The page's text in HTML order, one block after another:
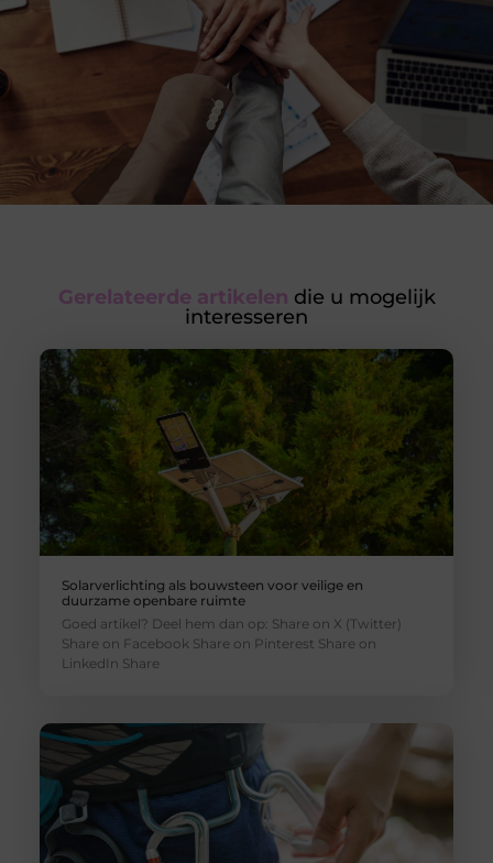
Gerelateerde artikelen die u mogelijk
interesseren
Solarverlichting als bouwsteen voor veilige en
duurzame openbare ruimte
Goed artikel? Deel hem dan op: Share on X (Twitter)
Share on Facebook Share on Pinterest Share on
LinkedIn Share